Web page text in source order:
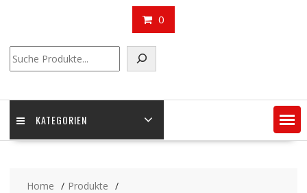
0
KATEGORIEN
Home
Produkte